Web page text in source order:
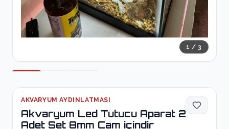
1 / 3
AKVARYUM AYDINLATMASI
Akvaryum Led Tutucu Aparat 2
Adet Set 8mm Cam içindir